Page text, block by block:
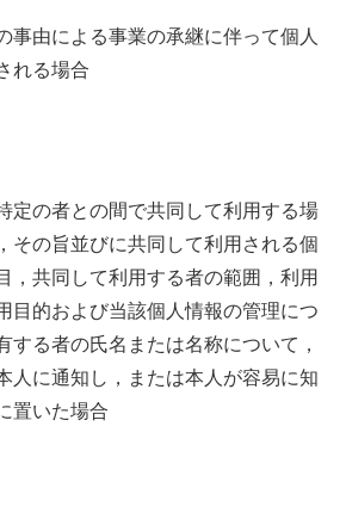
事由による事業の承継に伴って個人
れる場合
定の者との間で共同して利用する場
その旨並びに共同して利用される個
，共同して利用する者の範囲，利用
目的および当該個人情報の管理につ
する者の氏名または名称について，
人に通知し，または本人が容易に知
置いた場合